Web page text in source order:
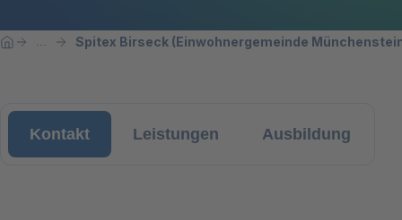
Breadcrumbnavigation
Sie befinden sich hier:
Home ... Spitex Birseck (Einwohnergemeinde
Kontakt Leistungen Ausbildung